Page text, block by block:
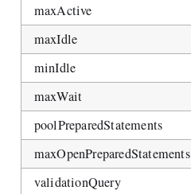
maxActive
maxIdle
minIdle
maxWait
poolPreparedStatements
maxOpenPreparedStatements
validationQuery